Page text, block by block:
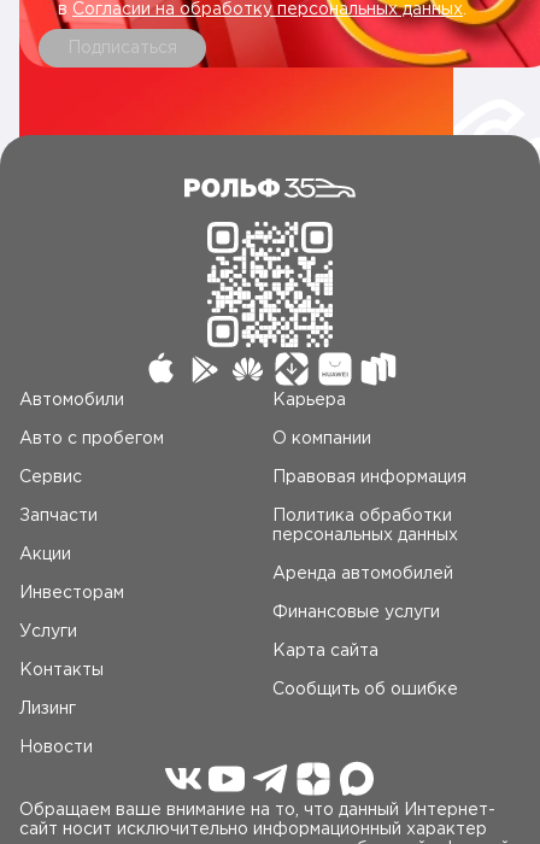
в Согласии на обработку персональных данных
Подписаться
Автомобили
Авто c пробегом
Сервис
Запчасти
Акции
Инвесторам
Услуги
Контакты
Лизинг
Новости
Карьера
О компании
Правовая информация
Политика обработки
персональных данных
Аренда автомобилей
Финансовые услуги
Карта сайта
Сообщить об ошибке
Обращаем ваше внимание на то, что данный Интернет-
сайт носит исключительно информационный характер